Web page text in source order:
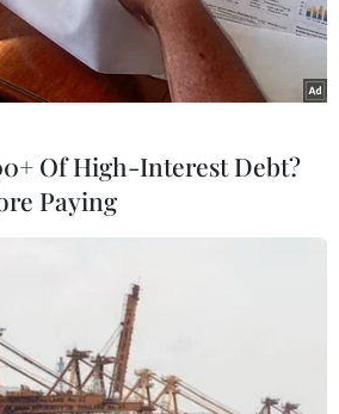
Mỹ
Of High-Interest Debt?
Paying